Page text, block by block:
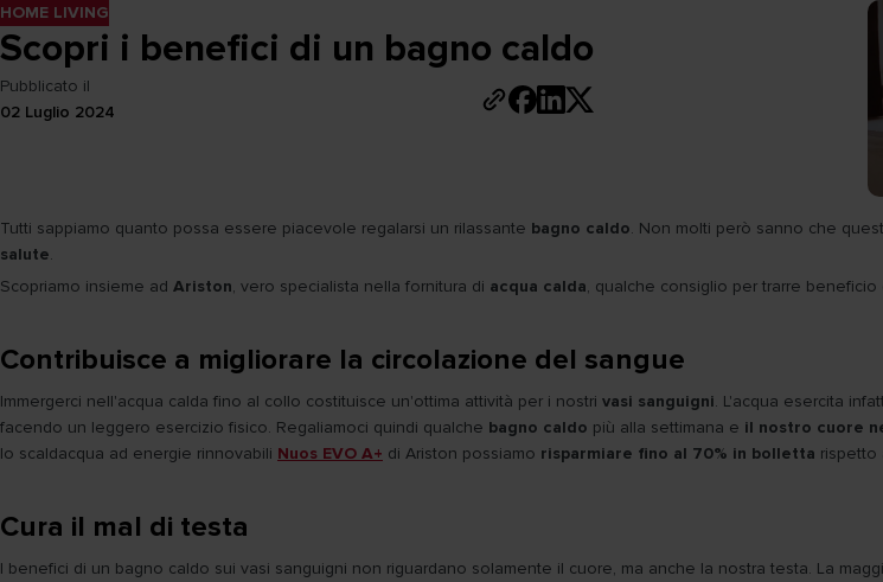
HOME LIVING
Scopri i benefici di un bagno caldo
Pubblicato il
02 Luglio 2024
Tutti sappiamo quanto possa essere piacevole regalarsi un rilassante bagno caldo. Non molti però sanno che
salute.
Scopriamo insieme ad Ariston, vero specialista nella fornitura di acqua calda, qualche consiglio per trarre
Contribuisce a migliorare la circolazione del sangue
Immergerci nell'acqua calda fino al collo costituisce un'ottima attività per i nostri vasi sanguigni. L'acqua esercita
facendo un leggero esercizio fisico. Regaliamoci quindi qualche bagno caldo più alla settimana e il nostro cuore
lo scaldacqua ad energie rinnovabili Nuos EVO A+ di Ariston possiamo risparmiare fino al 70% in bolletta rispetto
Cura il mal di testa
I benefici di un bagno caldo sui vasi sanguigni non riguardano solamente il cuore, ma anche la nostra testa. La